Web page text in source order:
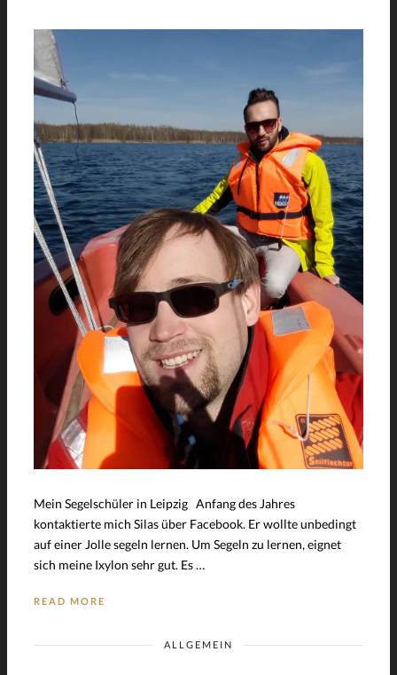
Mein Segelschüler in Leipzig Anfang des Jahres
kontaktierte mich Silas über Facebook. Er wollte unbedingt
auf einer Jolle segeln lernen. Um Segeln zu lernen, eignet
sich meine Ixylon sehr gut. Es …
READ MORE
ALLGEMEIN